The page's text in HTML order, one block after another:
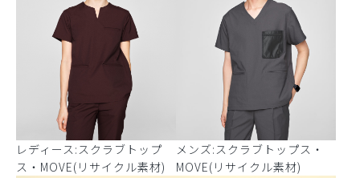
レディース:スクラブトップ
ス・MOVE(リサイクル素材)
メンズ:スクラブトップス・
MOVE(リサイクル素材)